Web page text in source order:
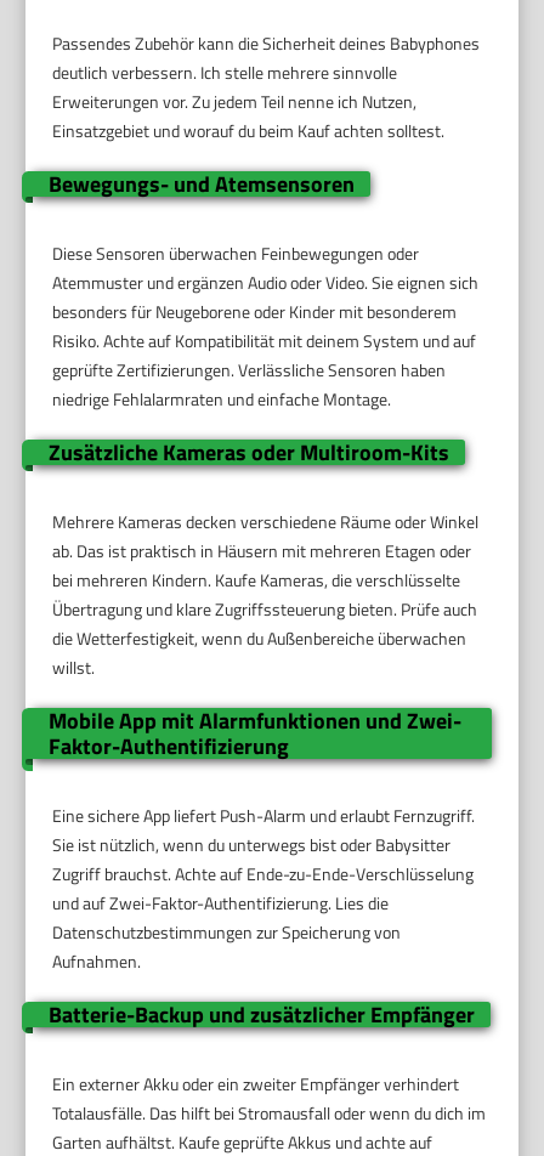
Passendes Zubehör kann die Sicherheit deines Babyphones
deutlich verbessern. Ich stelle mehrere sinnvolle
Erweiterungen vor. Zu jedem Teil nenne ich Nutzen,
Einsatzgebiet und worauf du beim Kauf achten solltest.
Bewegungs- und Atemsensoren
Diese Sensoren überwachen Feinbewegungen oder
Atemmuster und ergänzen Audio oder Video. Sie eignen sich
besonders für Neugeborene oder Kinder mit besonderem
Risiko. Achte auf Kompatibilität mit deinem System und auf
geprüfte Zertifizierungen. Verlässliche Sensoren haben
niedrige Fehlalarmraten und einfache Montage.
Zusätzliche Kameras oder Multiroom-Kits
Mehrere Kameras decken verschiedene Räume oder Winkel
ab. Das ist praktisch in Häusern mit mehreren Etagen oder
bei mehreren Kindern. Kaufe Kameras, die verschlüsselte
Übertragung und klare Zugriffssteuerung bieten. Prüfe auch
die Wetterfestigkeit, wenn du Außenbereiche überwachen
willst.
Mobile App mit Alarmfunktionen und Zwei-
Faktor-Authentifizierung
Eine sichere App liefert Push-Alarm und erlaubt Fernzugriff.
Sie ist nützlich, wenn du unterwegs bist oder Babysitter
Zugriff brauchst. Achte auf Ende-zu-Ende-Verschlüsselung
und auf Zwei-Faktor-Authentifizierung. Lies die
Datenschutzbestimmungen zur Speicherung von
Aufnahmen.
Batterie-Backup und zusätzlicher Empfänger
Ein externer Akku oder ein zweiter Empfänger verhindert
Totalausfälle. Das hilft bei Stromausfall oder wenn du dich im
Garten aufhältst. Kaufe geprüfte Akkus und achte auf